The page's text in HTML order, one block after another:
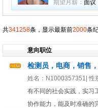
期望月薪： 面议
共341258条，显示最新前2000条
意向职位
检测员，电商，销售
姓名： N1000357351 | 性
有不同的社会实践，实习
协作能力，能及时准确的